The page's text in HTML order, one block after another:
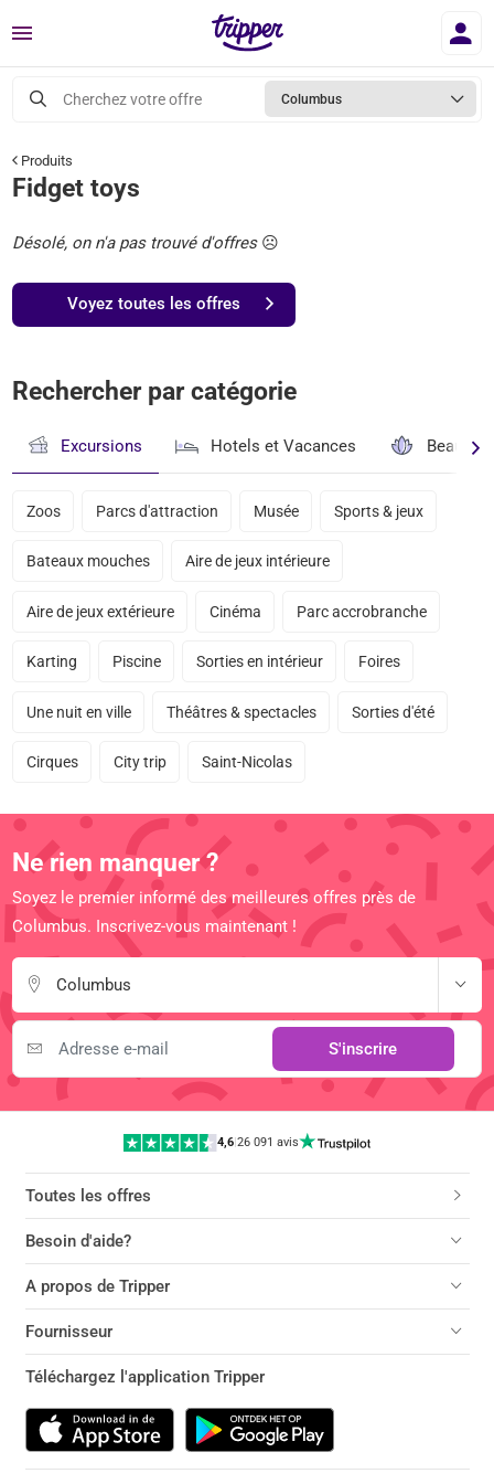
Menu
Cherchez votre offre Columbus
Produits
Fidget toys
Désolé, on n'a pas trouvé d'offres☹️
Voyez toutes les offres
Rechercher par catégorie
Excursions Hotels et Vacances Beauté
Zoos Parcs d'attraction Musée Sports & jeux
Bateaux mouches Aire de jeux intérieure
Aire de jeux extérieure Cinéma Parc accrobranche
Karting Piscine Sorties en intérieur Foires
Une nuit en ville Théâtres & spectacles Sorties d'été
Cirques City trip Saint-Nicolas
Ne rien manquer ?
Soyez le premier informé des meilleures offres près de
Columbus. Inscrivez-vous maintenant !
Columbus
S'inscrire
4,6 |26 091 avis
Toutes les offres
Besoin d'aide?
A propos de Tripper
Fournisseur
Téléchargez l'application Tripper